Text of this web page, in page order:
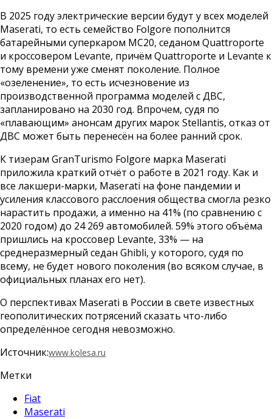
В 2025 году электрические версии будут у всех моделей
Maserati, то есть семейство Folgore пополнится
батарейными суперкаром MC20, седаном Quattroporte
и кроссовером Levante, причём Quattroporte и Levante к
тому времени уже сменят поколение. Полное
«озеленение», то есть исчезновение из
производственной программа моделей с ДВС,
запланировано на 2030 год. Впрочем, судя по
«плавающим» анонсам других марок Stellantis, отказ от
ДВС может быть перенесён на более ранний срок.
К тизерам GranTurismo Folgore марка Maserati
приложила краткий отчёт о работе в 2021 году. Как и
все лакшери-марки, Maserati на фоне пандемии и
усиления классового расслоения общества смогла резко
нарастить продажи, а именно на 41% (по сравнению с
2020 годом) до 24 269 автомобилей. 59% этого объёма
пришлись на кроссовер Levante, 33% — на
среднеразмерный седан Ghibli, у которого, судя по
всему, не будет нового поколения (во всяком случае, в
официальных планах его нет).
О перспективах Maserati в России в свете известных
геополитических потрясений сказать что-либо
определённое сегодня невозможно.
Источник:www.kolesa.ru
Метки
Fiat
Maserati